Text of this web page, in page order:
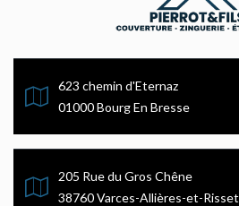
623 chemin d'Eternaz
01000 Bourg En Bresse
205 Rue du Gros Chêne
38760 Varces-Allières-et-Risset